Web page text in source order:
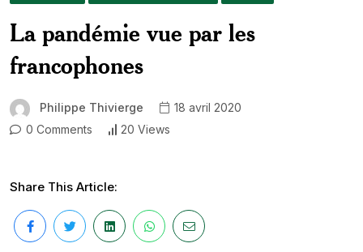
La pandémie vue par les
francophones
Philippe Thivierge
18 avril 2020
0 Comments
20 Views
Share This Article: